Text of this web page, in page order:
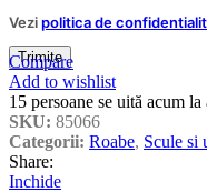
Vezipolitica de
Trimite
Compare
Add to wishlist
15 persoane se uită acum
SKU: 85066
Categorii: Roabe, Scule si
Share:
Inchide